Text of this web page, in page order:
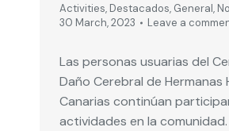
Activities, Destacados, General,
30 March, 2023
Leave a
Las personas usuarias del
Daño Cerebral de Hermanas
Canarias continúan
actividades en la